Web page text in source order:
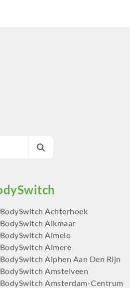
BodySwitch Achterhoek
BodySwitch Alkmaar
BodySwitch Almelo
BodySwitch Almere
BodySwitch Alphen Aan Den Rijn
BodySwitch Amstelveen
BodySwitch Amsterdam-Centrum